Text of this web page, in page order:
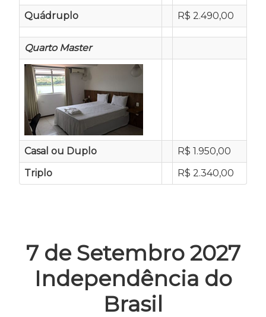
Quádruplo
R$ 2.490,00
Quarto Master
Casal ou Duplo
R$ 1.950,00
Triplo
R$ 2.340,00
7 de Setembro 2027
Independência do
Brasil